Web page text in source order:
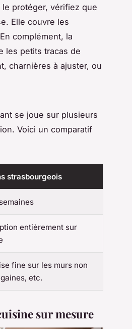
le protéger, vérifiez que
Elle couvre les
complément, la
les petits tracas de
charnières à ajuster, ou
se joue sur plusieurs
Voici un comparatif
strasbourgeois
entièrement sur
fine sur les murs non
etc.
sur mesure